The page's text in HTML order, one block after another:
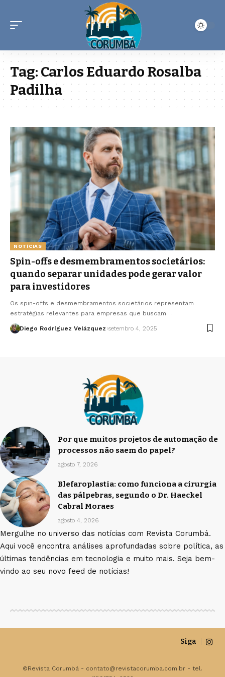
Tag:Carlos Eduardo Rosalba
Padilha
NOTÍCIAS
Spin-offs e desmembramentos societários:
quando separar unidades pode gerar valor
para investidores
Os spin-offs e desmembramentos societários representam
estratégias relevantes para empresas que buscam…
Diego Rodríguez Velázquez setembro 4, 2025
Por que muitos projetos de automação de
processos não saem do papel?
agosto 7, 2026
Blefaroplastia: como funciona a cirurgia
das pálpebras, segundo o Dr. Haeckel
Cabral Moraes
agosto 4, 2026
Mergulhe no universo das notícias com Revista Corumbá.
Aqui você encontra análises aprofundadas sobre política, as
últimas tendências em tecnologia e muito mais. Seja bem-
vindo ao seu novo feed de notícias!
Siga
©Revista Corumbá - contato@revistacorumba.com.br - tel.